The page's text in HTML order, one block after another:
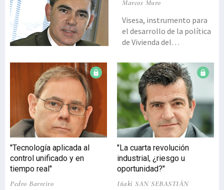
Marcos Muro
Visesa, instrumento para
el desarrollo de la política
de Vivienda del
y Políticas Sociales de
Gobierno Vasco para hacer
posible el acceso a una
vivienda digna y de calidad
a todas las personas que la
necesiten, se ha hecho
más visible en el año 2015
más allá en el ámbito de la
Rehabilitación,
Regeneración y
Renovación Urbana con el
"Tecnología aplicada al
control unificado y en
tiempo real"
Pedro Barreiro
"La cuarta revolución
industrial, ¿riesgo u
oportunidad?"
Iñaki SAN SEBASTIÁN